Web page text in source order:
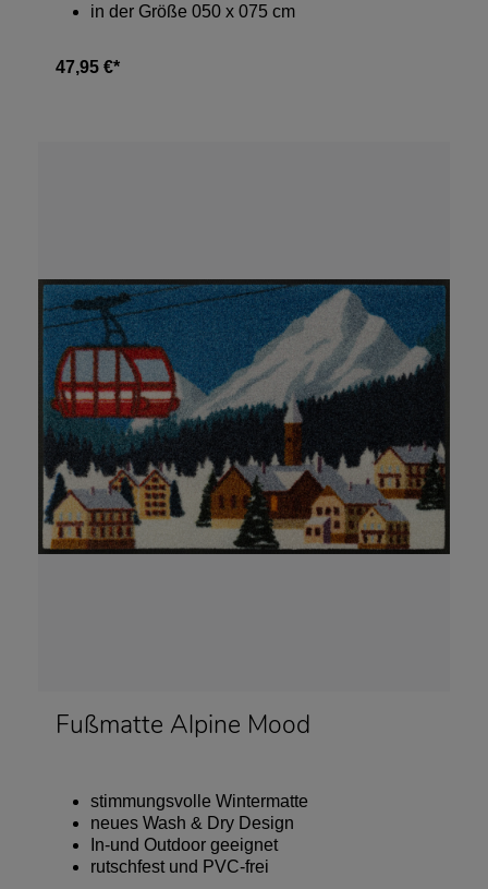
in der Größe 050 x 075 cm
47,95 €*
Fußmatte Alpine Mood
stimmungsvolle Wintermatte
neues Wash & Dry Design
In-und Outdoor geeignet
rutschfest und PVC-frei